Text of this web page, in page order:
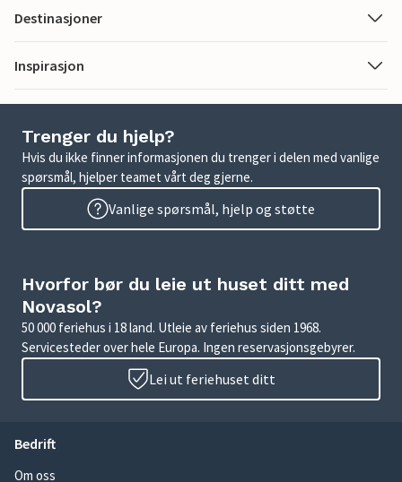
Destinasjoner
Inspirasjon
Trenger du hjelp?
Hvis du ikke finner informasjonen du trenger i delen med vanlige
spørsmål, hjelper teamet vårt deg gjerne.
Vanlige spørsmål, hjelp og støtte
Hvorfor bør du leie ut huset ditt med
Novasol?
50 000 feriehus i 18 land. Utleie av feriehus siden 1968.
Servicesteder over hele Europa. Ingen reservasjonsgebyrer.
Lei ut feriehuset ditt
Bedrift
Om oss